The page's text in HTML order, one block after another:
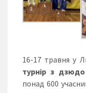
16-17 травня у
турнір з
понад 600